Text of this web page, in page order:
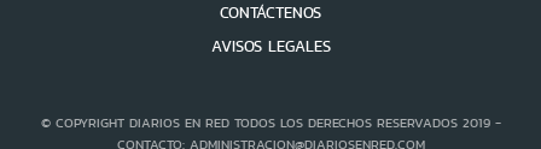
CONTÁCTENOS
AVISOS LEGALES
© COPYRIGHT DIARIOS EN RED TODOS LOS DERECHOS RESERVADOS 2019 -
CONTACTO: ADMINISTRACION@DIARIOSENRED.COM